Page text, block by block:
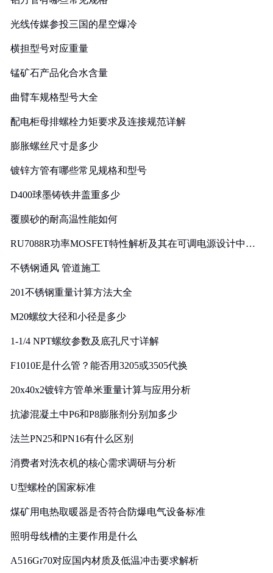
光线传媒参投三国的星空爆冷
横担型号对应重量
锰矿石产品化合水含量
曲臂车规格型号大全
配电柜母排螺栓力矩要求及连接规范详解
膨胀螺丝尺寸是多少
镀锌方管有哪些常见规格和型号
D400球墨铸铁井盖重多少
覆膜砂的耐高温性能如何
RU7088R功率MOSFET特性解析及其在可调电源设计中的
不锈钢通风 管道施工
201不锈钢重量计算方法大全
M20螺纹大径和小径是多少
1-1/4 NPT螺纹参数及底孔尺寸详解
F1010E是什么管？能否用3205或3505代换
20x40x2镀锌方管单米重量计算与应用分析
抗渗混凝土中P6和P8膨胀剂分别加多少
法兰PN25和PN16有什么区别
消费者对洗衣机的核心需求调研与分析
U型螺栓的国家标准
煤矿用电热取暖器是否符合防爆电气设备标准
照明母线槽的主要作用是什么
A516Gr70对应国内材质及低温冲击要求解析